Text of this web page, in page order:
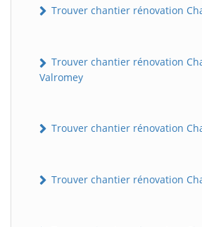
Trouver chantier rénovation
Trouver chantier rénovation
Valromey
Trouver chantier rénovation
Trouver chantier rénovation